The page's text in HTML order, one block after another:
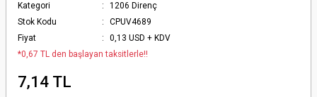
Kategori
1206 Direnç
Stok Kodu
CPUV4689
Fiyat
0,13 USD + KDV
*0,67 TL den başlayan taksitlerle!!
7,14 TL